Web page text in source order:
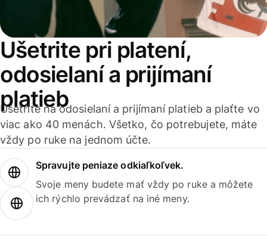
Ušetrite pri platení,
odosielaní a prijímaní
platieb
Ušetrite na odosielaní a prijímaní platieb a plaťte vo
viac ako 40 menách. Všetko, čo potrebujete, máte
vždy po ruke na jednom účte.
Spravujte peniaze odkiaľkoľvek.
Svoje meny budete mať vždy po ruke a môžete
ich rýchlo prevádzať na iné meny.